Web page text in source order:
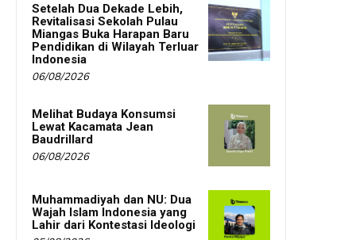
Setelah Dua Dekade Lebih,
Revitalisasi Sekolah Pulau
Miangas Buka Harapan Baru
Pendidikan di Wilayah Terluar
Indonesia
06/08/2026
Melihat Budaya Konsumsi
Lewat Kacamata Jean
Baudrillard
06/08/2026
Muhammadiyah dan NU: Dua
Wajah Islam Indonesia yang
Lahir dari Kontestasi Ideologi